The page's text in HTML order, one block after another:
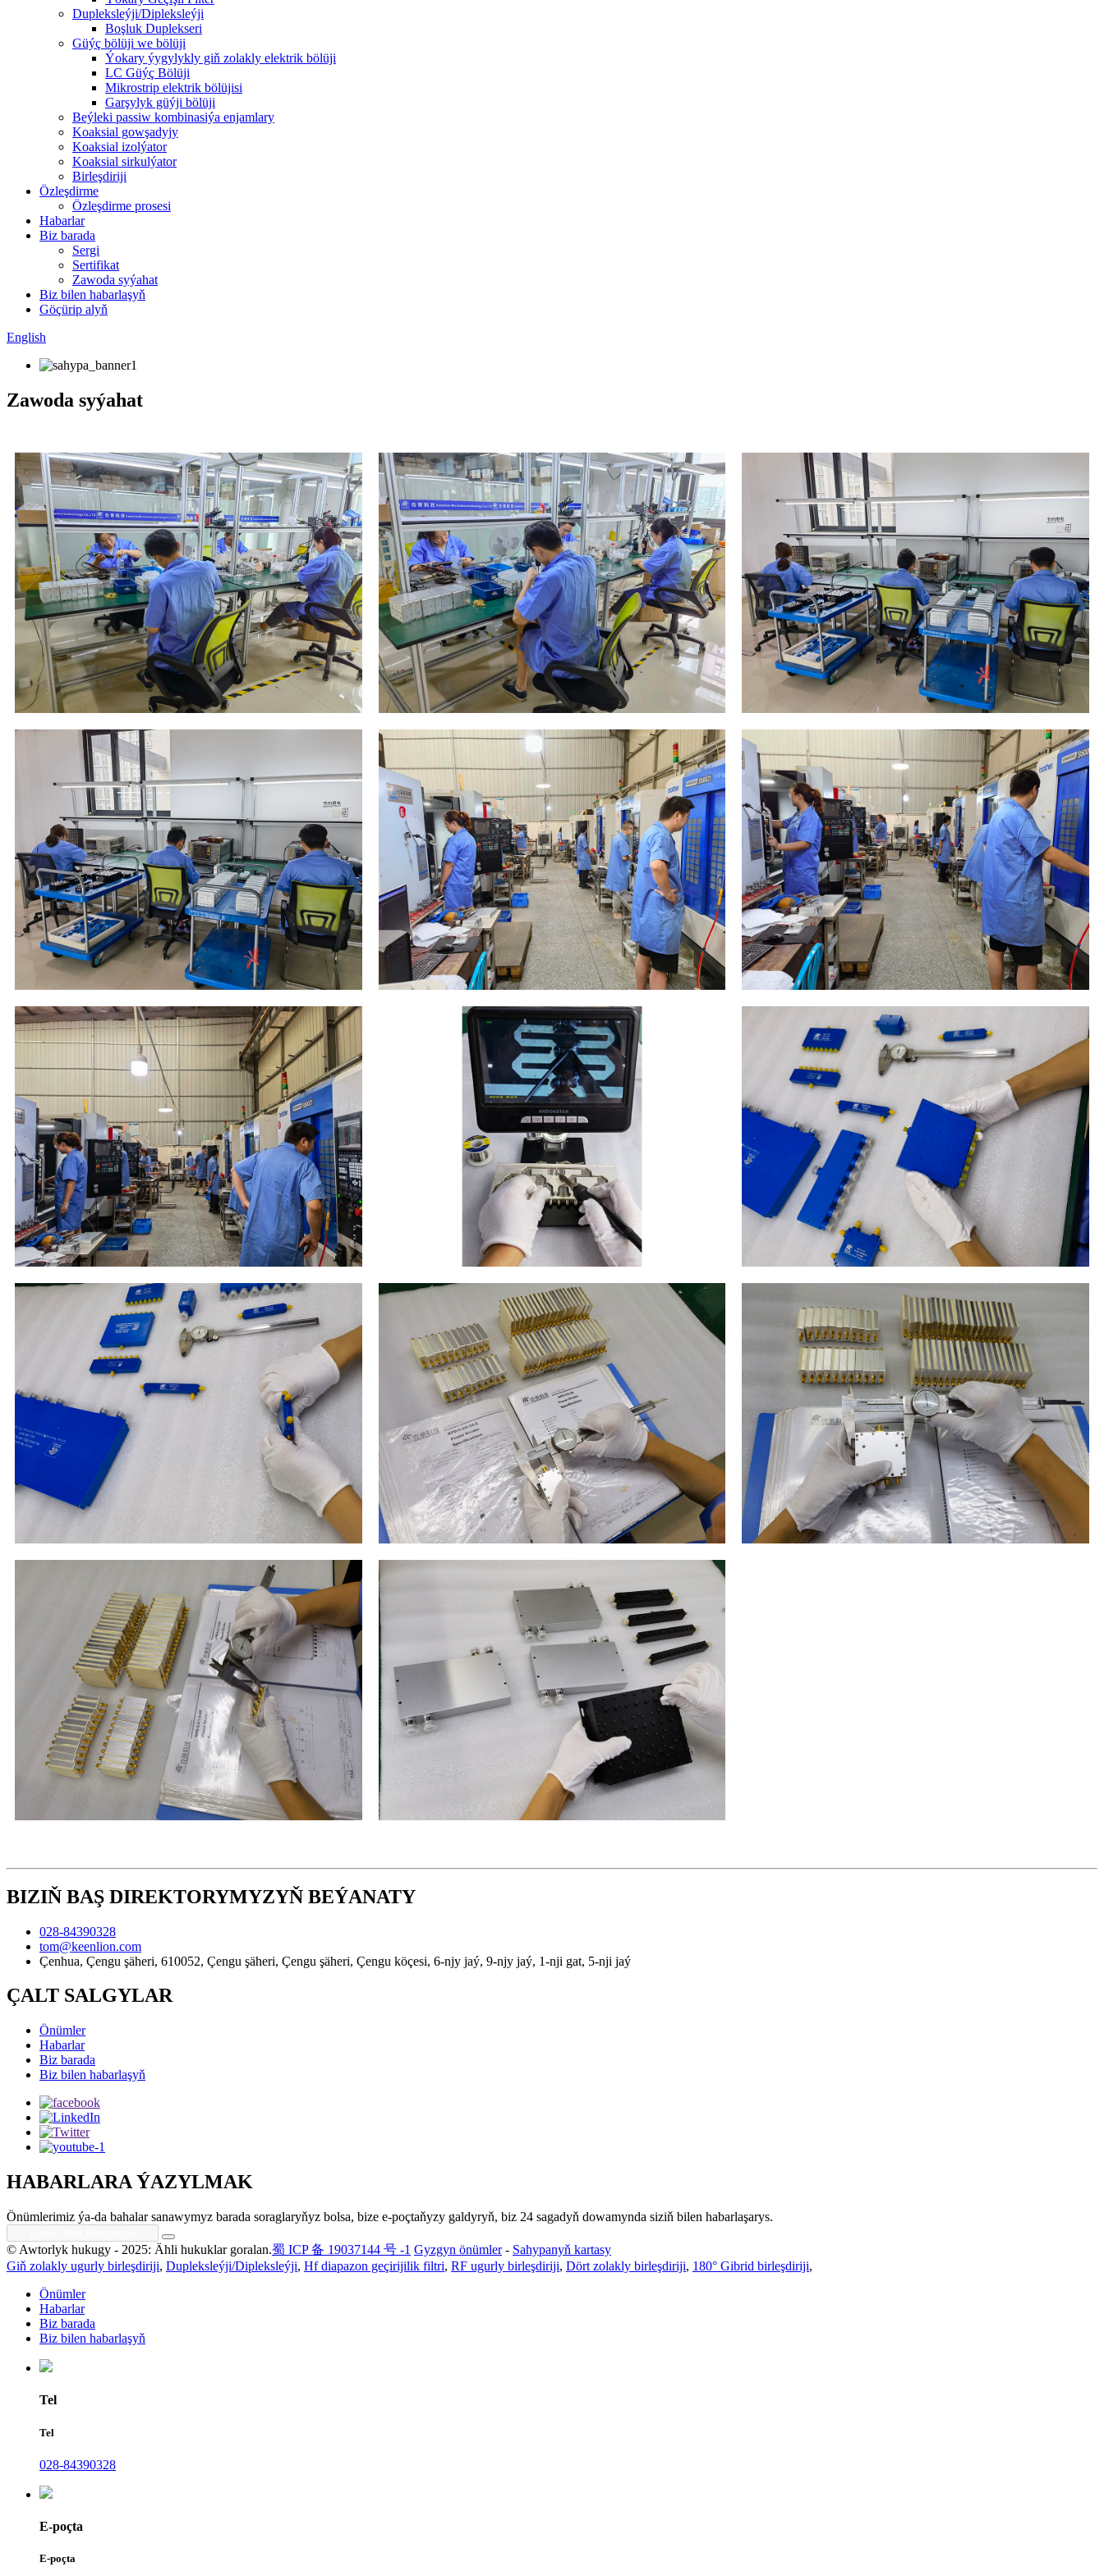
Dupleksleýji/Dipleksleýji
Boşluk Duplekseri
Güýç bölüji we bölüji
Ýokary ýygylykly giň zolakly elektrik bölüji
LC Güýç Bölüji
Mikrostrip elektrik bölüjisi
Garşylyk güýji bölüji
Beýleki passiw kombinasiýa enjamlary
Koaksial gowşadyjy
Koaksial izolýator
Koaksial sirkulýator
Birleşdiriji
Özleşdirme
Özleşdirme prosesi
Habarlar
Biz barada
Sergi
Sertifikat
Zawoda syýahat
Biz bilen habarlaşyň
Göçürip alyň
English
Zawoda syýahat
BIZIŇ BAŞ DIREKTORYMYZYŇ BEÝANATY
028-84390328
tom@keenlion.com
Çenhua, Çengu şäheri, 610052, Çengu şäheri, Çengu şäheri, Çengu köçesi, 6-njy jaý, 9-njy jaý, 1-nji gat, 5-nji jaý
ÇALT SALGYLAR
Önümler
Habarlar
Biz barada
Biz bilen habarlaşyň
HABARLARA ÝAZYLMAK
Önümlerimiz ýa-da bahalar sanawymyz barada soraglaryňyz bolsa, bize e-poçtaňyzy galdyryň, biz 24 sagadyň dowamynda siziň bilen habarlaşarys.
© Awtorlyk hukugy - 2025: Ähli hukuklar goralan.蜀 ICP 备 19037144 号 -1 Gyzgyn önümler- Sahypanyň kartasy
Giň zolakly ugurly birleşdiriji, Dupleksleýji/Dipleksleýji, Hf diapazon geçirijilik filtri, RF ugurly birleşdiriji, Dört zolakly birleşdiriji, 180° Gibrid birleşdiriji,
Önümler
Habarlar
Biz barada
Biz bilen habarlaşyň
Tel
Tel
028-84390328
E-poçta
E-poçta